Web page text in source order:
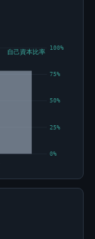
0%
25%
50%
75%
100%
自己資本比率